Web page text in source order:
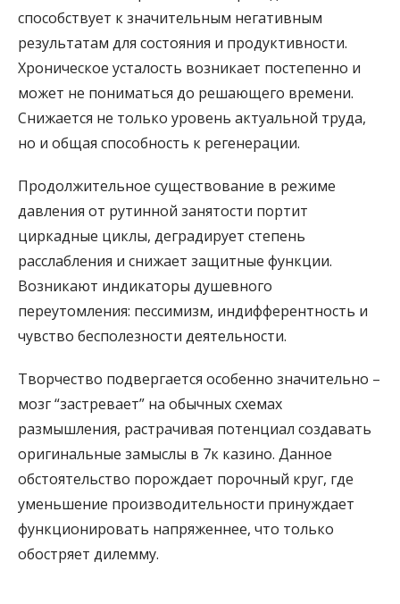
способствует к значительным негативным
результатам для состояния и продуктивности.
Хроническое усталость возникает постепенно и
может не пониматься до решающего времени.
Снижается не только уровень актуальной труда,
но и общая способность к регенерации.
Продолжительное существование в режиме
давления от рутинной занятости портит
циркадные циклы, деградирует степень
расслабления и снижает защитные функции.
Возникают индикаторы душевного
переутомления: пессимизм, индифферентность и
чувство бесполезности деятельности.
Творчество подвергается особенно значительно –
мозг “застревает” на обычных схемах
размышления, растрачивая потенциал создавать
оригинальные замыслы в 7к казино. Данное
обстоятельство порождает порочный круг, где
уменьшение производительности принуждает
функционировать напряженнее, что только
обостряет дилемму.